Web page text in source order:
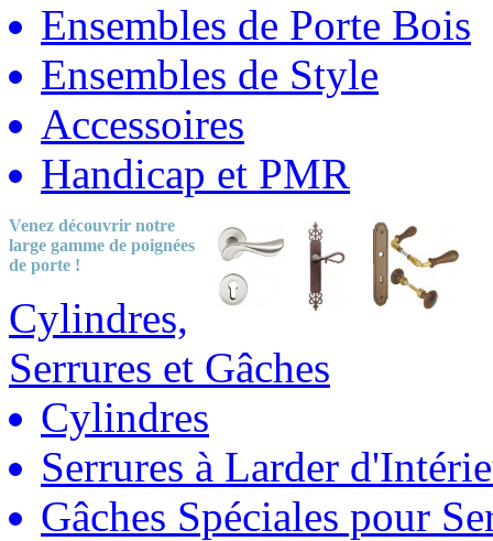
Ensembles de Porte Bois
Ensembles de Style
Accessoires
Handicap et PMR
Venez découvrir notre
large gamme de poignées
de porte !
Cylindres,
Serrures et Gâches
Cylindres
Serrures à Larder
Gâches Spéciales pour